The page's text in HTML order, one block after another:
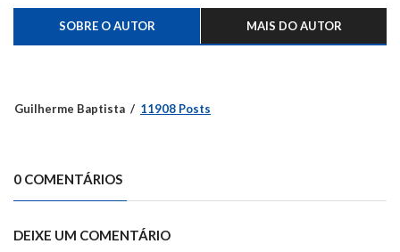
SOBRE O AUTOR MAIS DO AUTOR
Guilherme Baptista 11908 Posts
0 COMENTÁRIOS
DEIXE UM COMENTÁRIO